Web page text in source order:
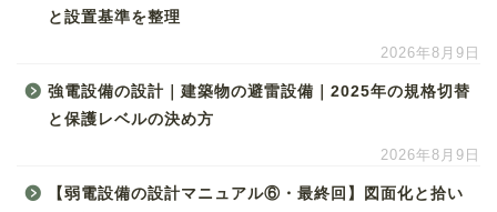
と設置基準を整理
2026年8月9日
強電設備の設計｜建築物の避雷設備｜2025年の規格切替
と保護レベルの決め方
2026年8月9日
【弱電設備の設計マニュアル⑥・最終回】図面化と拾い